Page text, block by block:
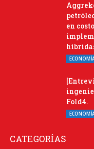
en
Fold4.
CATEGORÍAS